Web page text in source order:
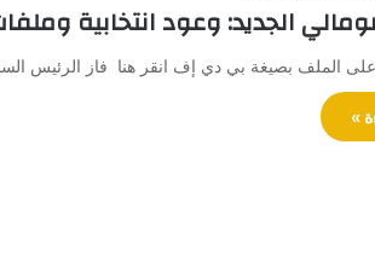
الجديد: وعود انتخابية
على الملف بصيغة بي دي إف انقر هنا فاز الرئيس
»